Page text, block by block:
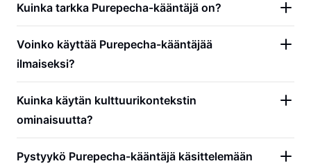
Kuinka tarkka Purepecha-kääntäjä on?
Voinko käyttää Purepecha-kääntäjää
ilmaiseksi?
Kuinka käytän kulttuurikontekstin
ominaisuutta?
Pystyykö Purepecha-kääntäjä käsittelemään